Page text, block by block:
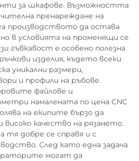
за шкафове. Възможността
пренареждане на
производството да остава
в условията на променящи се
гъвкавост е особено полезна
изделия, където всеки
уникални размери,
и профили на ръбове.
файлове и
намалената по цена CNC
на екипите бързо да
високо качество на рязането.
тя добре се справя и с
След като една задача
могат да